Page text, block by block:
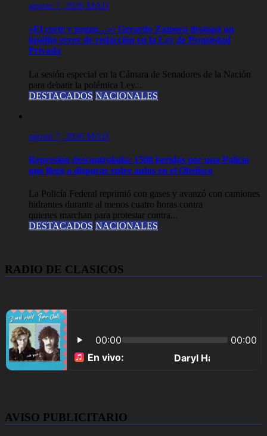
agosto 7, 2026 MAD
«El corte y pegue…»: Gerardo Zamora destapó un
insólito error de redacción en la Ley de Propiedad
Privada
La sesión especial en la Cámara de Senadores de la Nación
para debatir la polémica Ley...
DESTACADOS NACIONALES
agosto 7, 2026 MAD
Represión descontrolada: 1500 heridos por una Policía
que llegó a disparar entre autos en el Obelisco
La Policía Federal reprimió con gases y avanzó con camiones
hidrantes durante al menos cuatro horas contra
quienes marchan para protestar contra...
DESTACADOS NACIONALES
RADIO DE CLASICOS
AVISO PUBLICITARIO